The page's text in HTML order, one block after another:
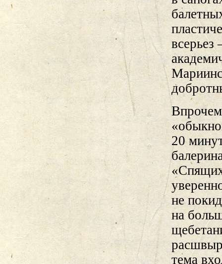
всерьез
20
не
на
тема